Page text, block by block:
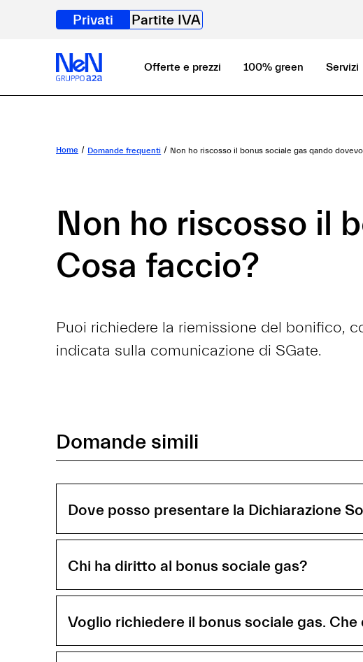
Privati Partite IVA
Offerte e prezzi 100% green Servizi
Home Domande frequenti Non ho riscosso il bonus sociale gas qando
Non ho riscosso il
Cosa faccio?
Puoi richiedere la riemissione del bonifico,
indicata sulla comunicazione di SGate.
Domande simili
Dove posso presentare la Dichiarazione
Chi ha diritto al bonus sociale gas?
Voglio richiedere il bonus sociale gas.